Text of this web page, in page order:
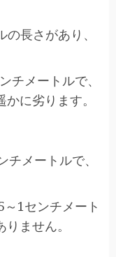
長さがあり、
チメートルで、
に劣ります。
メートルで、
1センチメート
ません。